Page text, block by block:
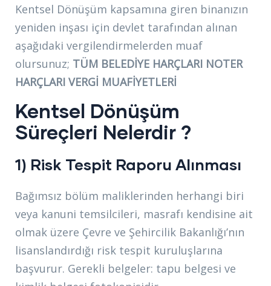
Kentsel Dönüşüm kapsamına giren binanızın
yeniden inşası için devlet tarafından alınan
aşağıdaki vergilendirmelerden muaf
olursunuz; TÜM BELEDİYE HARÇLARI NOTER
HARÇLARI VERGİ MUAFİYETLERİ
Kentsel Dönüşüm
Süreçleri Nelerdir ?
1) Risk Tespit Raporu Alınması
Bağımsız bölüm maliklerinden herhangi biri
veya kanuni temsilcileri, masrafı kendisine ait
olmak üzere Çevre ve Şehircilik Bakanlığı’nın
lisanslandırdığı risk tespit kuruluşlarına
başvurur. Gerekli belgeler: tapu belgesi ve